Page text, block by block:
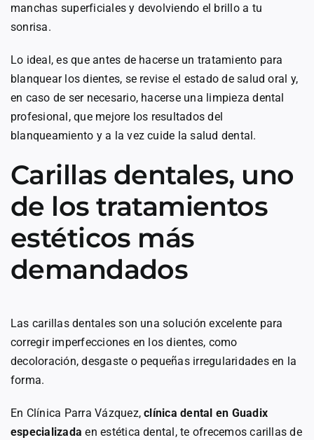
manchas superficiales y devolviendo el brillo a tu
sonrisa.
Lo ideal, es que antes de hacerse un tratamiento para
blanquear los dientes, se revise el estado de salud oral y,
en caso de ser necesario, hacerse una limpieza dental
profesional, que mejore los resultados del
blanqueamiento y a la vez cuide la salud dental.
Carillas dentales, uno
de los tratamientos
estéticos más
demandados
Las carillas dentales son una solución excelente para
corregir imperfecciones en los dientes, como
decoloración, desgaste o pequeñas irregularidades en la
forma.
En Clínica Parra Vázquez,clínica dental en Guadix
especializada en estética dental, te ofrecemos carillas de